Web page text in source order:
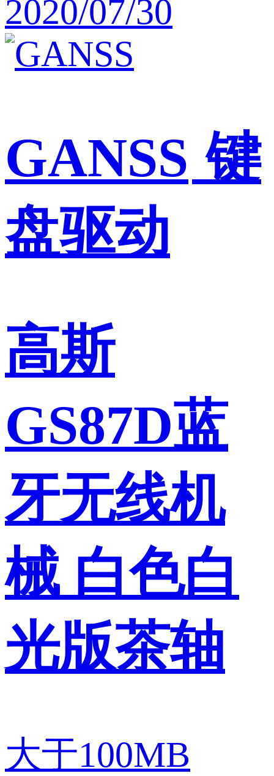
2020/07/30
GANSS 键
盘驱动
高斯
GS87D蓝
牙无线机
械 白色白
光版茶轴
大于100MB